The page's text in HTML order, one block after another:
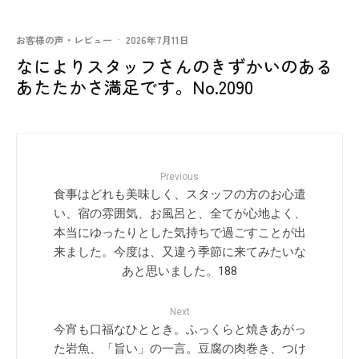
お客様の声・レビュー · 2026年7月11日
なによりスタッフさんのきずかいのある
あたたかさ満足です。No.2090
Previous
食事はどれも美味しく、スタッフの方のお心遣
い、宿の雰囲気、お風呂と、全てが心地よく、
本当にゆったりとした気持ちで過ごすことが出
来ました。今度は、又違う季節に来てみたいな
あと思いました。188
Next
今宵も口福なひととき。ふっくらと焼きあがっ
た岩魚、「旨い」の一言。豆腐の肉巻き、つけ